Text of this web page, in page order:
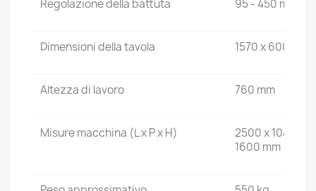
Regolazione della battuta 95 - 450 mm
Dimensioni della tavola 1570 x 600 mm
Altezza di lavoro 760 mm
Misure macchina (L x P x H)
2500 x 1040 x
1600 mm